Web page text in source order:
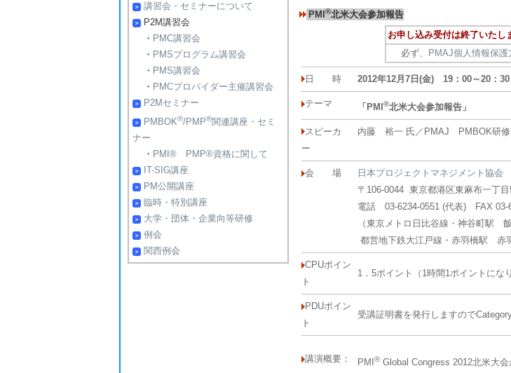
講習会・セミナーについて
P2M講習会
・ PMC講習会
・ PMSプログラム講習会
・ PMS講習会
・ PMCプロバイダー主催講習会
P2Mセミナー
PMBOK®/PMP®関連講座・セミ
ナー
・ PMI® PMP®資格に関して
IT-SIG講座
PM公開講座
臨時・特別講座
大学・団体・企業向等研修
例会
関西例会
PMI ®北米大会参加報告
お申し込み受付は終了いたし
必ず、
PMAJ個人情報保護
日 時 2012年12月7日(金) 19：00～20：30
テーマ 「PMI ®北米大会参加報告」
スピーカ
ー
内藤 裕一 氏／PMAJ PMBOK研
会 場
日本プロジェクトマネジメント協会
〒106-0044 東京都港区東麻布一丁
電話 03-6234-0551 (代表) FAX 03-
（東京メトロ日比谷線・神谷町駅
都営地下鉄大江戸線・赤羽橋駅 赤
CPUポイン
ト
1．5ポイント（1時間1ポイントにな
PDUポイン
ト
受講証明書を発行しますので
講演概要： PMI ® Global Congress 2012北米大